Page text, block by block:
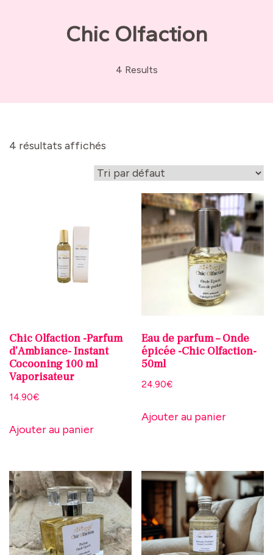
Chic Olfaction
4 Results
4 résultats affichés
Chic Olfaction -Parfum
d’Ambiance- Instant
Cocooning 100 ml
Vaporisateur
14.90€
Ajouter au panier
Eau de parfum – Onde
épicée -Chic Olfaction-
50ml
24.90€
Ajouter au panier